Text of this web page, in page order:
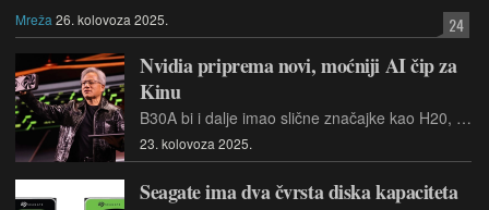
Mreža 26. kolovoza 2025. 24
Nvidia priprema novi, moćniji AI čip za
Kinu
B30A bi i dalje imao slične značajke kao H20, poput brzog prijenosa podataka, podrške za NVLink i memorije velike propusnosti.
23. kolovoza 2025.
Seagate ima dva čvrsta diska kapaciteta